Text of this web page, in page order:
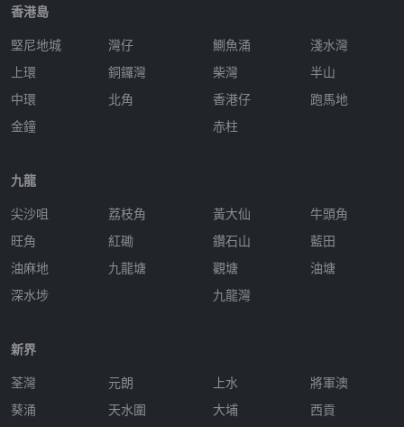
香港島
堅尼地城
上環
中環
金鐘
灣仔
銅鑼灣
北角
鰂魚涌
柴灣
香港仔
赤柱
淺水灣
半山
跑馬地
九龍
尖沙咀
旺角
油麻地
深水埗
荔枝角
紅磡
九龍塘
黃大仙
鑽石山
觀塘
九龍灣
牛頭角
藍田
油塘
新界
荃灣
葵涌
元朗
天水圍
上水
大埔
將軍澳
西貢